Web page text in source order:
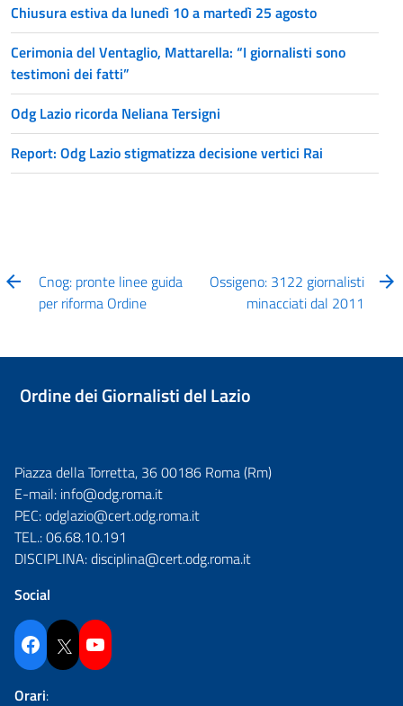
Chiusura estiva da lunedì 10 a martedì 25 agosto
Cerimonia del Ventaglio, Mattarella: “I giornalisti sono
testimoni dei fatti”
Odg Lazio ricorda Neliana Tersigni
Report: Odg Lazio stigmatizza decisione vertici Rai
Cnog: pronte linee guida
per riforma Ordine
Ossigeno: 3122 giornalisti
minacciati dal 2011
Ordine dei Giornalisti del Lazio
Piazza della Torretta, 36 00186 Roma (Rm)
E-mail: info@odg.roma.it
PEC:odglazio@cert.odg.roma.it
TEL.:06.68.10.191
DISCIPLINA:disciplina@cert.odg.roma.it
Social
Facebook Twitter YouTube
Orari: